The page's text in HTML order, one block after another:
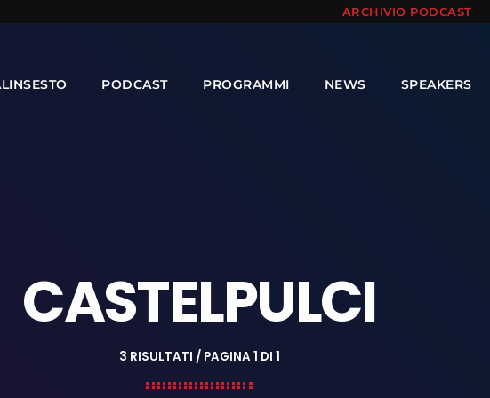
ARCHIVIO PODCAST
PODCAST PROGRAMMI NEWS SPEAKERS
CASTELPULCI
3 RISULTATI / PAGINA 1 DI 1